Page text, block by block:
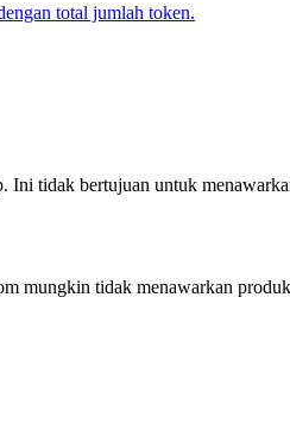
total jumlah token.
tidak bertujuan untuk
mungkin tidak menawarkan